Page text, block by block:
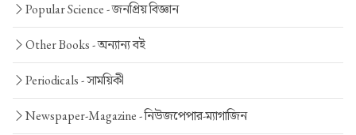
Popular Science -জনপ্রিয় বিজ্ঞান
Other Books -অন্যান্য বই
Periodicals -সাময়িকী
Newspaper-Magazine -নিউজপেপার-ম্যাগাজিন